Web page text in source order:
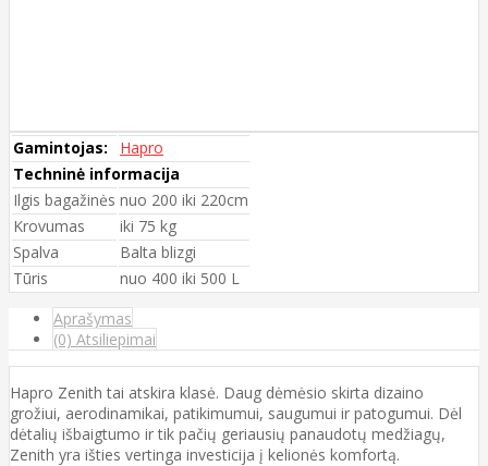
Gamintojas:
Hapro
Techninė informacija
Ilgis bagažinės nuo 200 iki 220cm
Krovumas
iki 75 kg
Spalva
Balta blizgi
Tūris
nuo 400 iki 500 L
Aprašymas
(0) Atsiliepimai
Hapro Zenith tai atskira klasė. Daug dėmėsio skirta dizaino
grožiui, aerodinamikai, patikimumui, saugumui ir patogumui. Dėl
dėtalių išbaigtumo ir tik pačių geriausių panaudotų medžiagų,
Zenith yra išties vertinga investicija į kelionės komfortą.